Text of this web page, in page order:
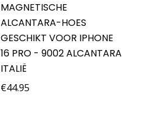
MAGNETISCHE
ALCANTARA-HOES
GESCHIKT VOOR IPHONE
16 PRO - 9002 ALCANTARA
ITALIË
€44.95